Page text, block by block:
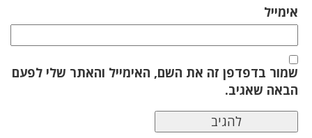
אימייל
שמור בדפדפן זה את השם, האימייל והאתר שלי לפעם
הבאה שאגיב.